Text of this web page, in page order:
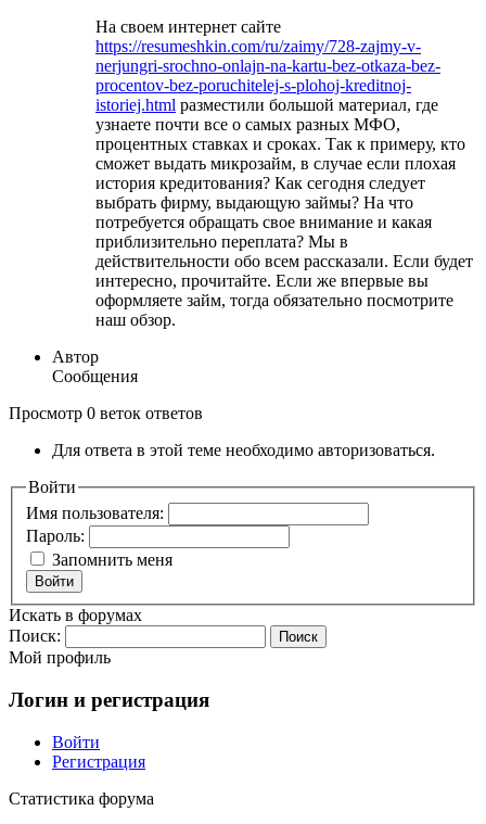
На своем интернет сайте
https://resumeshkin.com/ru/zaimy/728-zajmy-v-
nerjungri-srochno-onlajn-na-kartu-bez-otkaza-bez-
procentov-bez-poruchitelej-s-plohoj-kreditnoj-
istoriej.html разместили большой материал, где
узнаете почти все о самых разных МФО,
процентных ставках и сроках. Так к примеру, кто
сможет выдать микрозайм, в случае если плохая
история кредитования? Как сегодня следует
выбрать фирму, выдающую займы? На что
потребуется обращать свое внимание и какая
приблизительно переплата? Мы в
действительности обо всем рассказали. Если будет
интересно, прочитайте. Если же впервые вы
оформляете займ, тогда обязательно посмотрите
наш обзор.
Автор
Сообщения
Просмотр 0 веток ответов
Для ответа в этой теме необходимо авторизоваться.
Войти
Имя пользователя:
Пароль:
Запомнить меня
Войти
Искать в форумах
Поиск:
Мой профиль
Логин и регистрация
Войти
Регистрация
Статистика форума